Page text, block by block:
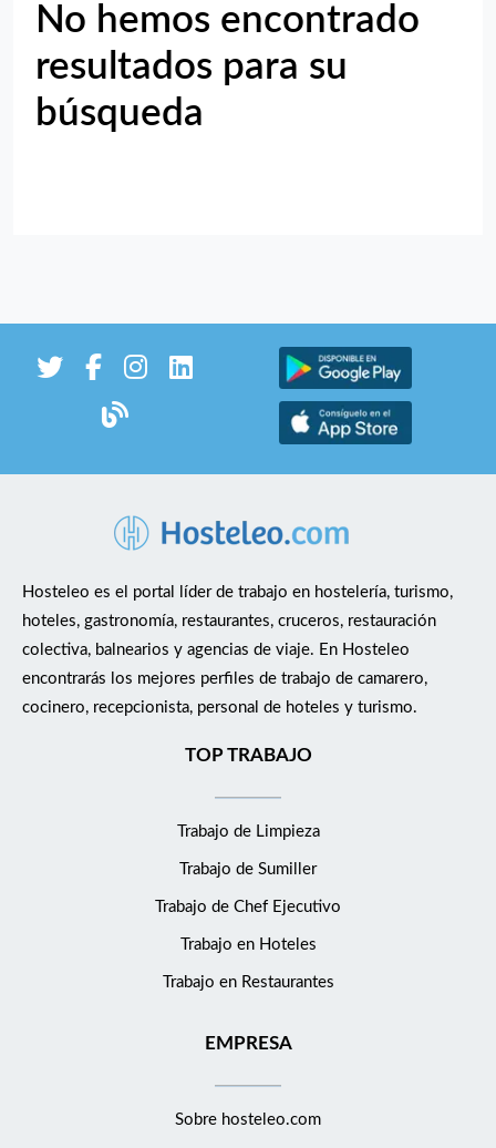
No hemos encontrado
resultados para su
búsqueda
Hosteleo es el portal líder de trabajo en hostelería, turismo,
hoteles, gastronomía, restaurantes, cruceros, restauración
colectiva, balnearios y agencias de viaje. En Hosteleo
encontrarás los mejores perfiles de trabajo de camarero,
cocinero, recepcionista, personal de hoteles y turismo.
TOP TRABAJO
Trabajo de Limpieza
Trabajo de Sumiller
Trabajo de Chef Ejecutivo
Trabajo en Hoteles
Trabajo en Restaurantes
EMPRESA
Sobre hosteleo.com